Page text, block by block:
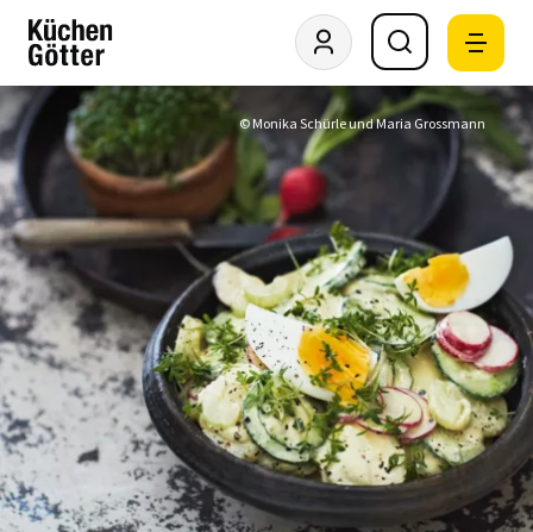
© Monika Schürle und Maria Grossmann